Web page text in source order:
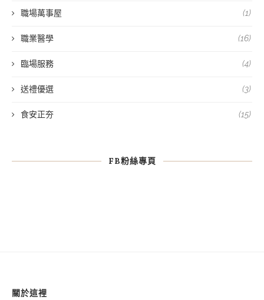
職場萬事屋 (1)
職業醫學 (16)
臨場服務 (4)
送禮優選 (3)
食安正夯 (15)
FB粉絲專頁
關於這裡